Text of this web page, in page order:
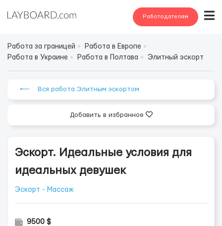
Работодателям
Работа за границей
Работа в Европе
Работа в Украине
Работа в Полтава Элитный эскорт
⟵ Вся работа Элитным эскортом
Добавить в избранное
Эскорт. Идеальные условия для
идеальных девушек
Эскорт - Массаж
9500 $